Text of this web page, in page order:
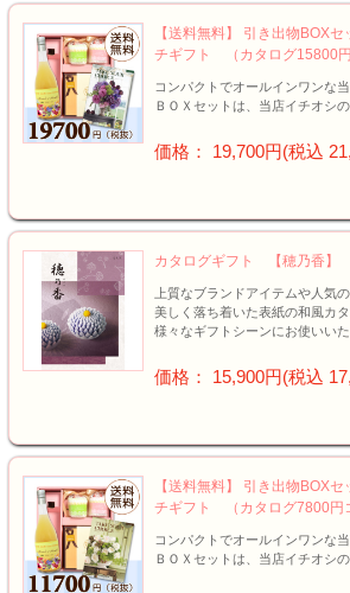
【送料無料】 引き出物BOX
チギフト （カタログ15800円
コンパクトでオールインワンな
ＢＯＸセットは、当店イチオシ
価格： 19,700円(税込
カタログギフト 【穂乃香】
上質なブランドアイテムや人気
美しく落ち着いた表紙の和風カ
様々なギフトシーンにお使いいた
価格： 15,900円(税込
【送料無料】 引き出物BOX
チギフト （カタログ7800円
コンパクトでオールインワンな
ＢＯＸセットは、当店イチオシ